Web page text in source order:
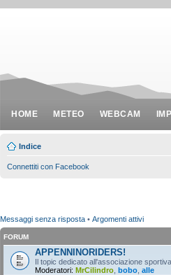
HOME METEO WEBCAM
Indice
Connettiti con Facebook
Messaggi senza risposta • Argomenti attivi
FORUM
APPENNINORIDERS!
Il topic dedicato all'associazione
Moderatori: MrCilindro bobo alle